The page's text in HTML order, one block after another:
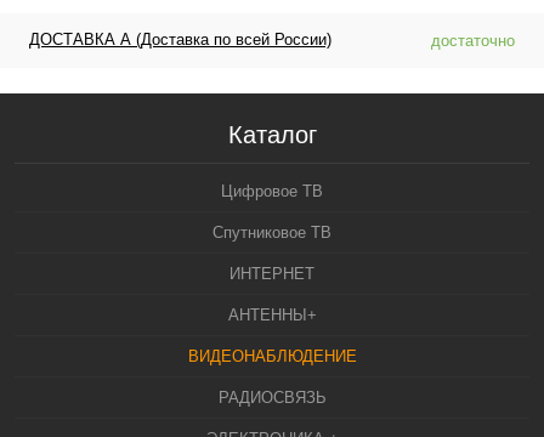
ДОСТАВКА А (Доставка по всей России) достаточно
Каталог
Цифровое ТВ
Спутниковое ТВ
ИНТЕРНЕТ
АНТЕННЫ+
ВИДЕОНАБЛЮДЕНИЕ
РАДИОСВЯЗЬ